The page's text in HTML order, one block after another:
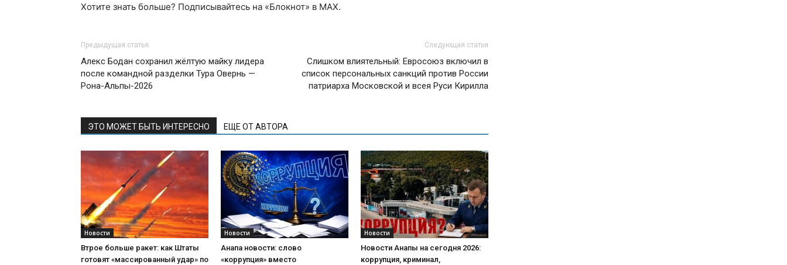
Хотите знать больше? Подписывайтесь на «Блокнот» в MAX.
Предыдущая статья
Алекс Бодан сохранил жёлтую майку лидера
после командной разделки Тура Овернь —
Рона-Альпы-2026
Следующая статья
Слишком влиятельный: Евросоюз включил в
список персональных санкций против России
патриарха Московской и всея Руси Кирилла
ЭТО МОЖЕТ БЫТЬ ИНТЕРЕСНО ЕЩЕ ОТ АВТОРА
Новости
Втрое больше ракет: как Штаты
готовят «массированный удар» по
Новости
Анапа новости: слово
«коррупция» вместо
Новости
Новости Анапы на сегодня 2026:
коррупция, криминал,